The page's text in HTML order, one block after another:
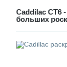
Caddilac CT6
больших